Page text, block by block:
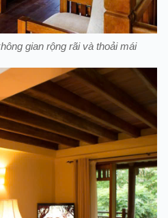
gian rộng rãi và thoải mái